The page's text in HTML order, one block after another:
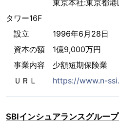
東京本社:東京都港区六
タワー16F
設立 1996年6月28日
資本の額 1億9,000万円
事業内容 少額短期保険業
ＵＲＬ https://www.n-
SBIインシュアランスグルー